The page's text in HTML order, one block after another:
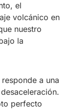
el
volcánico en
nuestro
la
a una
perfecto